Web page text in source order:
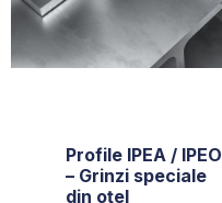
Profile IPEA / IPEO
– Grinzi speciale
din oțel